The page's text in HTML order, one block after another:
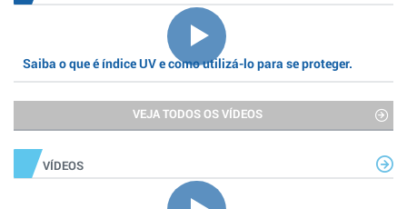
Saiba o que é índice UV e como utilizá-lo para se proteger.
VEJA TODOS OS VÍDEOS
VÍDEOS